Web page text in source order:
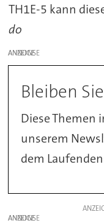
TH1E-5 kann
do
ANZEIGE
Bleiben
Diese Themen
unserem
dem
ANZEIGE